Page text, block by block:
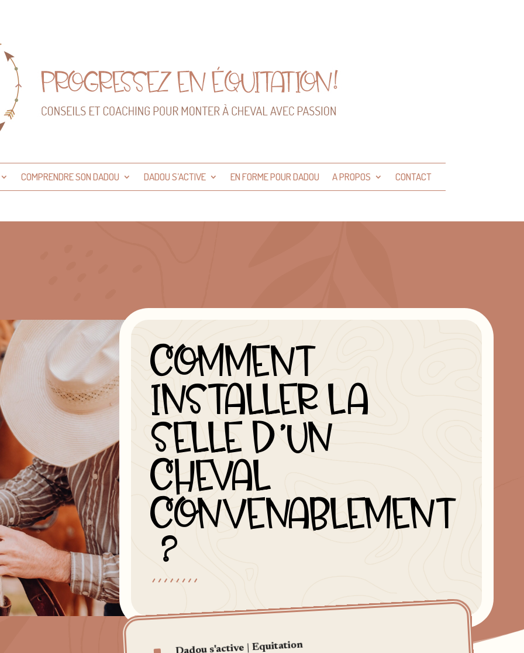
COMPRENDRE SON DADOU DADOU S’ACTIVE EN FORME POUR DADOU A PROPOS CONTACT
COMMENT
INSTALLER LA
SELLE D’UN
CHEVAL
CONVENABLEMENT
?
Dadou s'active |Equitation